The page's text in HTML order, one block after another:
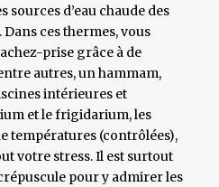
d’eau chaude des
ces thermes, vous
prise grâce à de
autres, un hammam,
intérieures et
et le frigidarium, les
températures (contrôlées),
votre stress. Il est surtout
pour y admirer les